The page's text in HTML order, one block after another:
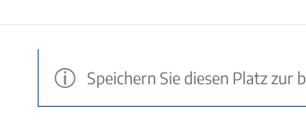
Speichern Sie diesen Platz zur